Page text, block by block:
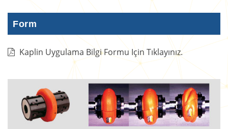
Form
Kaplin Uygulama Bilgi Formu Için Tıklayınız.